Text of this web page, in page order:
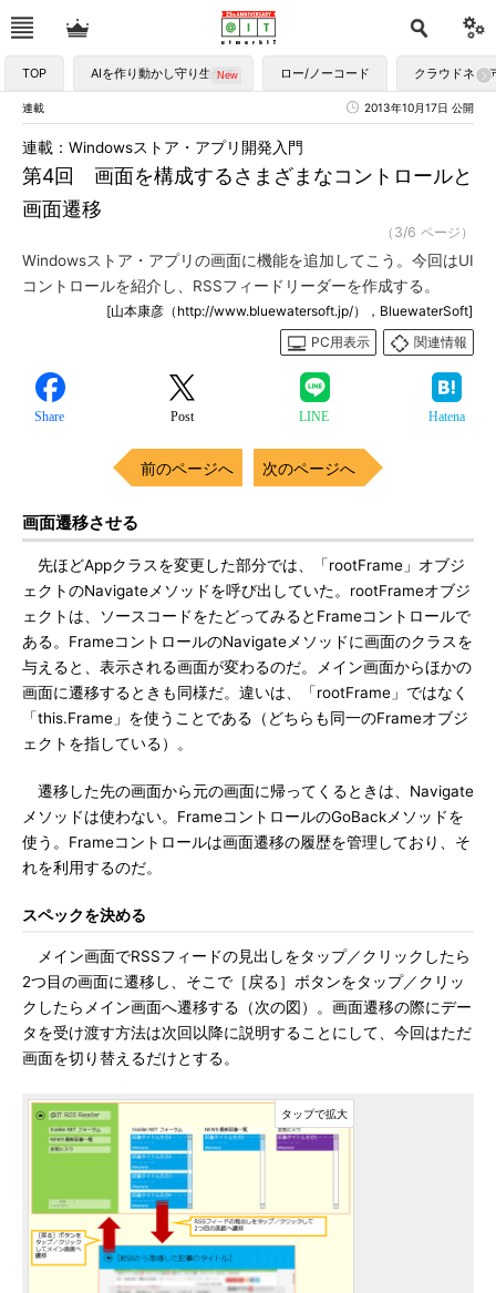
TOP AIを作り動かし守り生かす ロー/ノーコード クラウドネイ
連載 2013年10月17日 公開
第4回 画面を構成するさまざまなコントロールと
画面遷移
連載：Windowsストア・アプリ開発入門
（3/6 ページ）
Windowsストア・アプリの画面に機能を追加してこう。今回はUI
コントロールを紹介し、RSSフィードリーダーを作成する。
[山本康彦（http://www.bluewatersoft.jp/），BluewaterSoft]
PC用表示
関連情報
Share Post LINE Hatena
前のページへ 次のページへ
画面遷移させる
先ほどAppクラスを変更した部分では、「rootFrame」オブジ
ェクトのNavigateメソッドを呼び出していた。rootFrameオブジ
ェクトは、ソースコードをたどってみるとFrameコントロールで
ある。FrameコントロールのNavigateメソッドに画面のクラスを
与えると、表示される画面が変わるのだ。メイン画面からほかの
画面に遷移するときも同様だ。違いは、「rootFrame」ではなく
「this.Frame」を使うことである（どちらも同一のFrameオブジ
ェクトを指している）。
遷移した先の画面から元の画面に帰ってくるときは、Navigate
メソッドは使わない。FrameコントロールのGoBackメソッドを
使う。Frameコントロールは画面遷移の履歴を管理しており、そ
れを利用するのだ。
スペックを決める
メイン画面でRSSフィードの見出しをタップ／クリックしたら
2つ目の画面に遷移し、そこで［戻る］ボタンをタップ／クリッ
クしたらメイン画面へ遷移する（次の図）。画面遷移の際にデー
タを受け渡す方法は次回以降に説明することにして、今回はただ
画面を切り替えるだけとする。